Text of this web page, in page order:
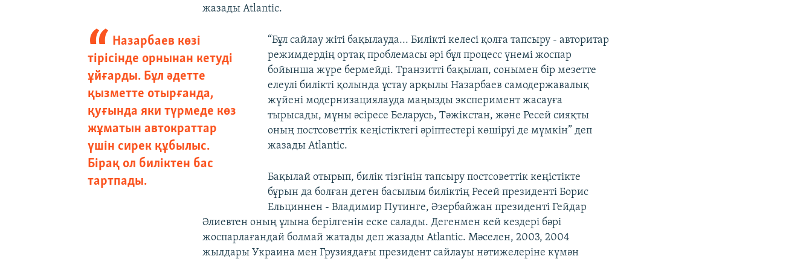
жазады Atlantic.
Назарбаев көзі
тірісінде орнынан кетуді
ұйғарды. Бұл әдетте
қызметте отырғанда,
қуғында яки түрмеде көз
жұматын автократтар
үшін сирек құбылыс.
Бірақ ол биліктен бас
тартпады.
“Бұл сайлау жіті бақылауда... Билікті келесі қолға тапсыру - авторитар
режимдердің ортақ проблемасы әрі бұл процесс үнемі жоспар
бойынша жүре бермейді. Транзитті бақылап, сонымен бір мезетте
елеулі билікті қолында ұстау арқылы Назарбаев самодержавалық
жүйені модернизациялауда маңызды эксперимент жасауға
тырысады, мұны әсіресе Беларусь, Тәжікстан, және Ресей сияқты
оның постсоветтік кеңістіктегі әріптестері көшіруі де мүмкін” деп
жазады Atlantic.
Бақылай отырып, билік тізгінін тапсыру постсоветтік кеңістікте
бұрын да болған деген басылым биліктің Ресей президенті Борис
Ельциннен - Владимир Путинге, Әзербайжан президенті Гейдар
Әлиевтен оның ұлына берілгенін еске салады. Дегенмен кей кездері бәрі
жоспарлағандай болмай жатады деп жазады Atlantic. Мәселен, 2003, 2004
жылдары Украина мен Грузиядағы президент сайлауы нәтижелеріне күмән